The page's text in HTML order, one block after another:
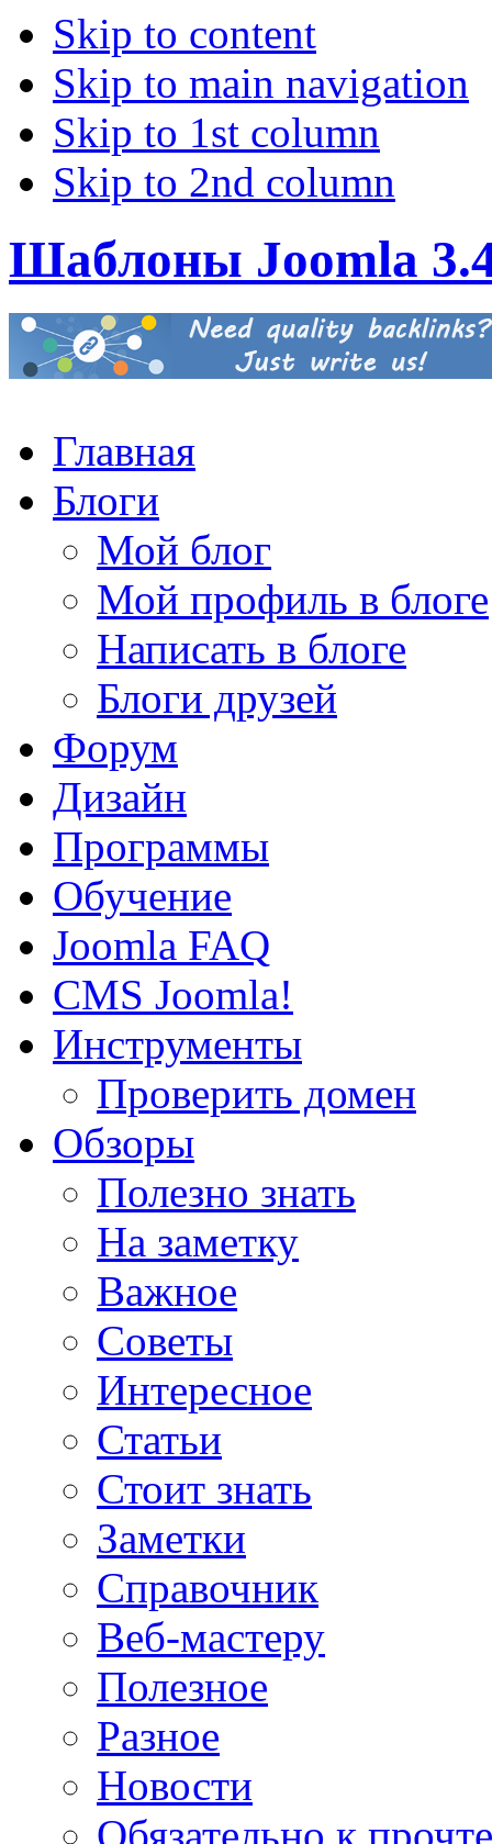
Skip to content
Skip to main navigation
Skip to 1st column
Skip to 2nd column
Шаблоны Joomla
Главная
Блоги
Мой блог
Мой профиль в блоге
Написать в блоге
Блоги друзей
Форум
Дизайн
Программы
Обучение
Joomla FAQ
CMS Joomla!
Инструменты
Проверить домен
Обзоры
Полезно знать
На заметку
Важное
Советы
Интересное
Статьи
Стоит знать
Заметки
Справочник
Веб-мастеру
Полезное
Разное
Новости
Обязательно к